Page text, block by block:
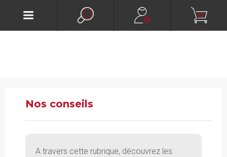
Nos conseils
A travers cette rubrique, découvrez les